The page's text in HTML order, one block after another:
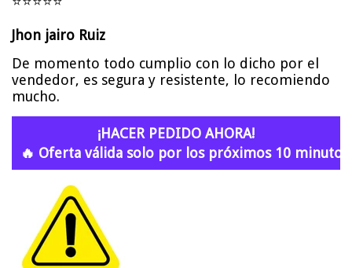
Jhon jairo Ruiz
De momento todo cumplio con lo dicho por el
vendedor, es segura y resistente, lo recomiendo
mucho.
¡HACER PEDIDO AHORA!
🔥 Oferta válida solo por los próximos 10 minutos.